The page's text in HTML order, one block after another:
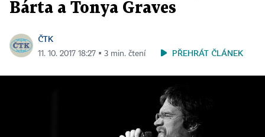
Bárta a Tonya Graves
ČTK
11. 10. 2017 18:27 ▪ 3 min. čtení PŘEHRÁT ČLÁNEK